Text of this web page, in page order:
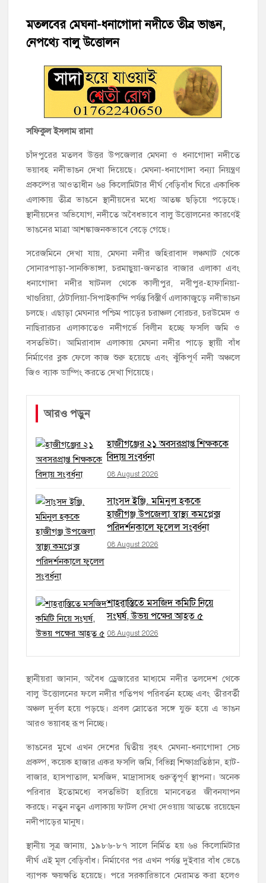
হাজীগঞ্জ পৌরসভার মেয়র প্রার্থী অ্যাড. টিটু টোরাগড় পূর্বপাড়া জামে
হাজীগঞ্জে শিক্ষার্থীদের লেখাপড়ার মানোন্নয়নে ও উপস্থিতি নিশ্চিতকরণে
হাজীগঞ্জে অস্বাস্থ্যকর পরিবেশে খাবার প্রস্তুত: ২ হোটেলকে ৪৫ হাজার
টাকা জরিমানা
হাজীগঞ্জে ৬ বছরের শিশুকে ধর্ষণের অভিযোগে কেয়ারটেকার আটক
হাজীগঞ্জের রাজারগাঁও উবিতে জুলাই গণঅভ্যুত্থান দিবস পালন
মতলবের মেঘনা-ধনাগোদা নদীতে তীব্র ভাঙন,
নেপথ্যে বালু উত্তোলন
সফিকুল ইসলাম রানা
চাঁদপুরের মতলব উত্তর উপজেলার মেঘনা ও ধনাগোদা নদীতে
ভয়াবহ নদীভাঙন দেখা দিয়েছে। মেঘনা-ধনাগোদা বন্যা নিয়ন্ত্রণ
প্রকল্পের আওতাধীন ৬৪ কিলোমিটার দীর্ঘ বেড়িবাঁধ ঘিরে একাধিক
এলাকায় তীব্র ভাঙনে স্থানীয়দের মধ্যে আতঙ্ক ছড়িয়ে পড়েছে।
স্থানীয়দের অভিযোগ, নদীতে অবৈধভাবে বালু উত্তোলনের কারণেই
ভাঙনের মাত্রা আশঙ্কাজনকভাবে বেড়ে গেছে।
সরেজমিনে দেখা যায়, মেঘনা নদীর জহিরাবাদ লঞ্চঘাট থেকে
সোনারপাড়া-সানকিভাঙ্গা, চরমাছুয়া-জনতার বাজার এলাকা এবং
ধনাগোদা নদীর ষাটনল থেকে কালীপুর, নবীপুর-হাফানিয়া-
খাগুরিয়া, ঠেটালিয়া-সিপাইকান্দি পর্যন্ত বিস্তীর্ণ এলাকাজুড়ে নদীভাঙন
চলছে। এছাড়া মেঘনার পশ্চিম পাড়ের চরাঞ্চল বোরচর, চরউমেদ ও
নাছিরারচর এলাকাতেও নদীগর্ভে বিলীন হচ্ছে ফসলি জমি ও
বসতভিটা। আমিরাবাদ এলাকায় মেঘনা নদীর পাড়ে স্থায়ী বাঁধ
নির্মাণের ব্লক ফেলে কাজ শুরু হয়েছে এবং ঝুঁকিপূর্ণ নদী অঞ্চলে
জিও ব্যাক ডাম্পিং করতে দেখা গিয়েছে।
আরও পড়ুন
হাজীগঞ্জের ২১ অবসরপ্রাপ্ত শিক্ষককে
বিদায় সংবর্ধনা
08 August 2026
সাংসদ ইঞ্জি. মমিনুল হককে
হাজীগঞ্জ উপজেলা স্বাস্থ্য কমপ্লেক্স
পরিদর্শনকালে ফুলেল সংবর্ধনা
08 August 2026
শাহরাস্তিতে মসজিদ কমিটি নিয়ে
সংঘর্ষ, উভয় পক্ষের আহত ৫
08 August 2026
স্থানীয়রা জানান, অবৈধ ড্রেজারের মাধ্যমে নদীর তলদেশ থেকে
বালু উত্তোলনের ফলে নদীর গতিপথ পরিবর্তন হচ্ছে এবং তীরবর্তী
অঞ্চল দুর্বল হয়ে পড়ছে। প্রবল স্রোতের সঙ্গে যুক্ত হয়ে এ ভাঙন
আরও ভয়াবহ রূপ নিচ্ছে।
ভাঙনের মুখে এখন দেশের দ্বিতীয় বৃহৎ মেঘনা-ধনাগোদা সেচ
প্রকল্প, কয়েক হাজার একর ফসলি জমি, বিভিন্ন শিক্ষাপ্রতিষ্ঠান, হাট-
বাজার, হাসপাতাল, মসজিদ, মাদ্রাসাসহ গুরুত্বপূর্ণ স্থাপনা। অনেক
পরিবার ইতোমধ্যে বসতভিটা হারিয়ে মানবেতর জীবনযাপন
করছে। নতুন নতুন এলাকায় ফাটল দেখা দেওয়ায় আতঙ্কে রয়েছেন
নদীপাড়ের মানুষ।
স্থানীয় সূত্র জানায়, ১৯৮৬-৮৭ সালে নির্মিত হয় ৬৪ কিলোমিটার
দীর্ঘ এই মূল বেড়িবাঁধ। নির্মাণের পর এখন পর্যন্ত দুইবার বাঁধ ভেঙে
ব্যাপক ক্ষয়ক্ষতি হয়েছে। পরে সরকারিভাবে মেরামত করা হলেও